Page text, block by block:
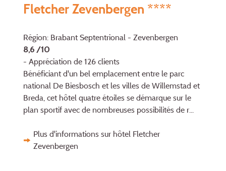
Fletcher Zevenbergen ****
Région: Brabant Septentrional - Zevenbergen
8,6 /10
- Appréciation de 126 clients
Bénéficiant d'un bel emplacement entre le parc
national De Biesbosch et les villes de Willemstad et
Breda, cet hôtel quatre étoiles se démarque sur le
plan sportif avec de nombreuses possibilités de r...
Plus d'informations sur hôtel Fletcher
Zevenbergen